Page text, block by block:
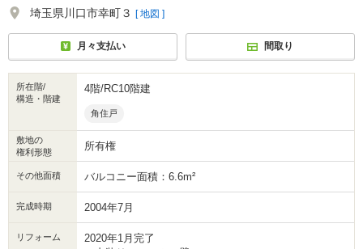
埼玉県川口市幸町３ [ 地図 ]
月々支払い 間取り
所在階/
構造・階建
4階/RC10階建
角住戸
敷地の
権利形態
所有権
その他面積 バルコニー面積：6.6m²
完成時期 2004年7月
リフォーム
2020年1月完了